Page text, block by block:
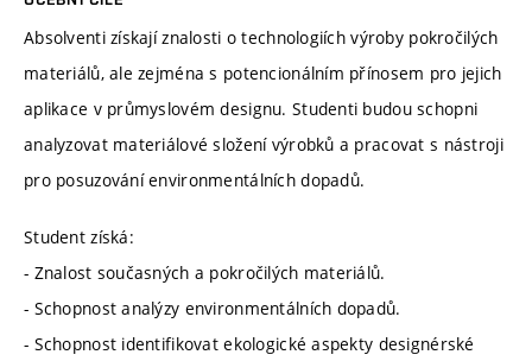
Absolventi získají znalosti o technologiích výroby pokročilých
materiálů, ale zejména s potencionálním přínosem pro jejich
aplikace v průmyslovém designu. Studenti budou schopni
analyzovat materiálové složení výrobků a pracovat s nástroji
pro posuzování environmentálních dopadů.
Student získá:
- Znalost současných a pokročilých materiálů.
- Schopnost analýzy environmentálních dopadů.
- Schopnost identifikovat ekologické aspekty designérské